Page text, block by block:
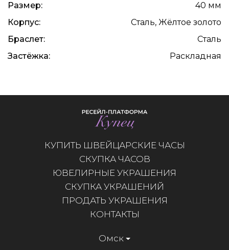
Размер:
40 мм
Корпус:
Сталь, Жёлтое золото
Браслет:
Сталь
Застёжка:
Раскладная
КУПИТЬ ШВЕЙЦАРСКИЕ ЧАСЫ
СКУПКА ЧАСОВ
ЮВЕЛИРНЫЕ УКРАШЕНИЯ
СКУПКА УКРАШЕНИЙ
ПРОДАТЬ УКРАШЕНИЯ
КОНТАКТЫ
Омск